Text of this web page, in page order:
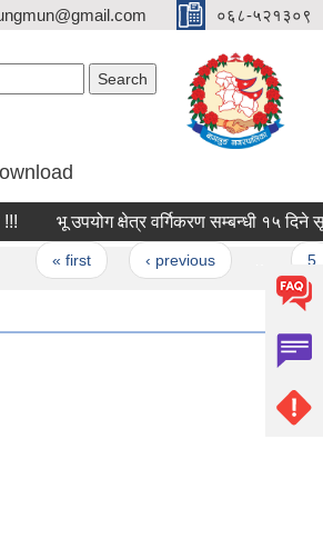
०६८-५२१३०९
भू उपयोग क्षेत्र वर्गिकरण सम्बन्धी १५ दिने सूचना
‹ previous …